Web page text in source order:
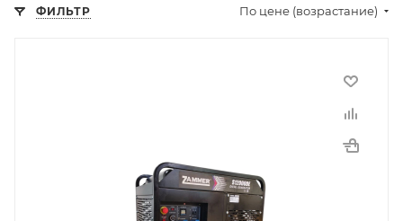
ФИЛЬТР По цене (возрастание)